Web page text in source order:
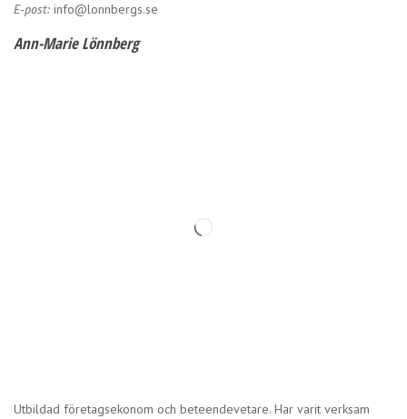
E-post: info@lonnbergs.se
Ann-Marie Lönnberg
Utbildad företagsekonom och beteendevetare. Har varit verksam